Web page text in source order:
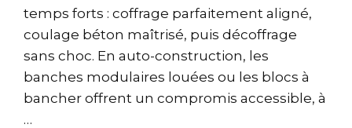
temps forts : coffrage parfaitement aligné,
coulage béton maîtrisé, puis décoffrage
sans choc. En auto-construction, les
banches modulaires louées ou les blocs à
bancher offrent un compromis accessible, à
…